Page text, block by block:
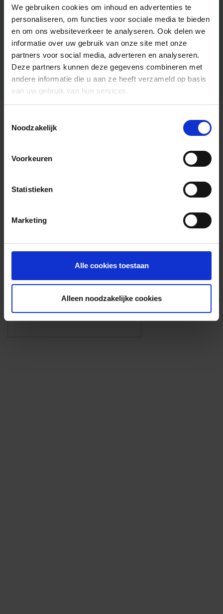
We gebruiken cookies om inhoud en advertenties te
personaliseren, om functies voor sociale media te bieden
en om ons websiteverkeer te analyseren. Ook delen we
informatie over uw gebruik van onze site met onze
partners voor social media, adverteren en analyseren.
Deze partners kunnen deze gegevens combineren met
andere informatie die u aan ze heeft verzameld op basis
van uw gebruik van hun services.
Noodzakelijk
Voorkeuren
Statistieken
Marketing
Alle cookies toestaan
Alleen noodzakelijke cookies
Algemene informatie
Foto’s ({{photos.length}})
Eigen foto’s